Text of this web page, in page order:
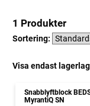
1 Produkter
Sortering:
Visa endast
Snabblyftblock
MyrantiQ SN